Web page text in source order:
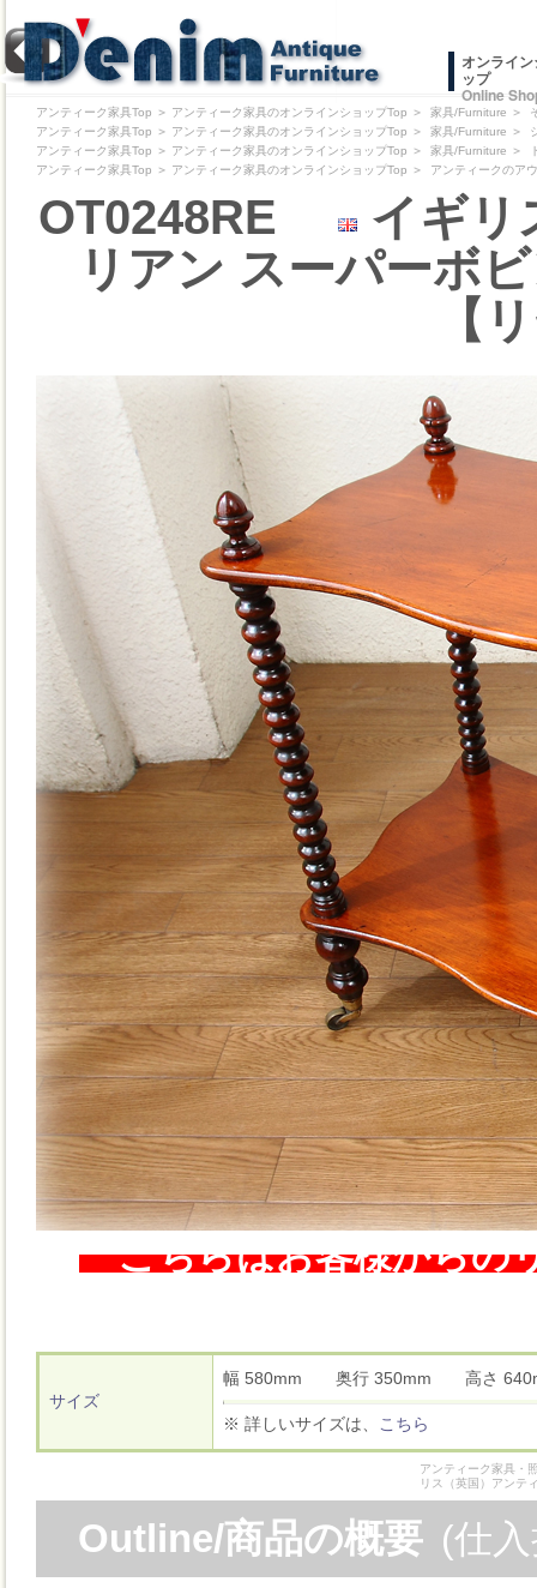
オンライ
ップ
Online
アンティーク家具Top ＞ アンティーク家具のオンラインショップTop ＞ 家具/Furniture ＞
アンティーク家具Top ＞ アンティーク家具のオンラインショップTop ＞ 家具/Furniture ＞
アンティーク家具Top ＞ アンティーク家具のオンラインショップTop ＞ 家具/Furniture ＞
アンティーク家具Top ＞ アンティーク家具のオンラインショップTop ＞ アンティークのア
OT0248RE
イギリ
リアン スーパーボ
【
こちらはお客様からの
サイズ
幅 580mm 奥行 350mm 高さ
※ 詳しいサイズは、 こちら
アンティーク家具・
リス（英国）アンテ
Outline/商品の概要 (仕